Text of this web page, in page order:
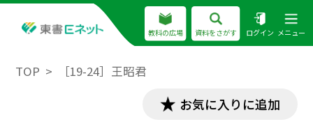
教科の広場 資料をさがす ログイン メニュー
TOP ［19-24］王昭君
お気に入りに追加